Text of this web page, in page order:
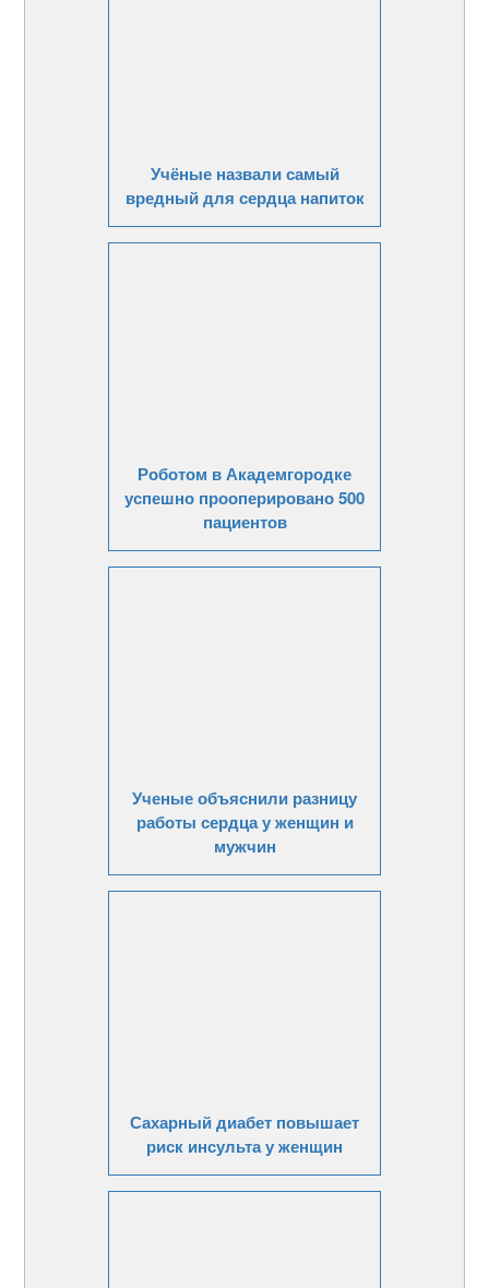
Учёные назвали самый
вредный для сердца напиток
Роботом в Академгородке
успешно прооперировано 500
пациентов
Ученые объяснили разницу
работы сердца у женщин и
мужчин
Сахарный диабет повышает
риск инсульта у женщин